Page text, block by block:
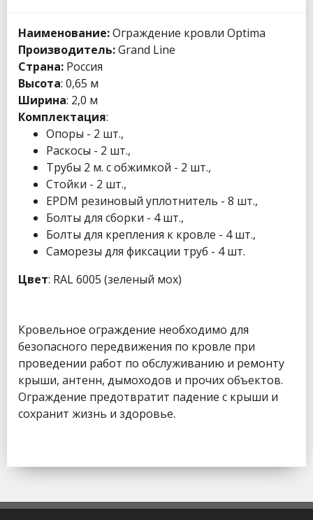
Наименование:Ограждение кровли Optima
Производитель:Grand Line
Страна: Россия
Высота: 0,65 м
Ширина: 2,0 м
Комплектация:
Опоры - 2 шт.,
Раскосы - 2 шт.,
Трубы 2 м. с обжимкой - 2 шт.,
Стойки - 2 шт.,
EPDM резиновый уплотнитель - 8 шт.,
Болты для сборки - 4 шт.,
Болты для крепления к кровле - 4 шт.,
Саморезы для фиксации труб - 4 шт.
Цвет: RAL 6005 (зеленый мох)
Кровельное ограждение необходимо для
безопасного передвижения по кровле при
проведении работ по обслуживанию и ремонту
крыши, антенн, дымоходов и прочих объектов.
Ограждение предотвратит падение с крыши и
сохранит жизнь и здоровье.